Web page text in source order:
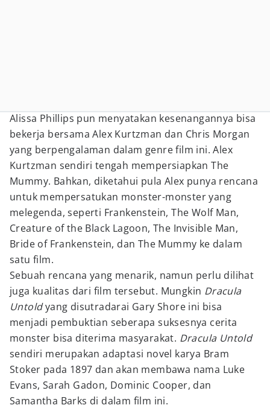
Alissa Phillips pun menyatakan kesenangannya bisa
bekerja bersama Alex Kurtzman dan Chris Morgan
yang berpengalaman dalam genre film ini. Alex
Kurtzman sendiri tengah mempersiapkan The
Mummy. Bahkan, diketahui pula Alex punya rencana
untuk mempersatukan monster-monster yang
melegenda, seperti Frankenstein, The Wolf Man,
Creature of the Black Lagoon, The Invisible Man,
Bride of Frankenstein, dan The Mummy ke dalam
satu film.
Sebuah rencana yang menarik, namun perlu dilihat
juga kualitas dari film tersebut. Mungkin Dracula
Untoldyang disutradarai Gary Shore ini bisa
menjadi pembuktian seberapa suksesnya cerita
monster bisa diterima masyarakat. Dracula Untold
sendiri merupakan adaptasi novel karya Bram
Stoker pada 1897 dan akan membawa nama Luke
Evans, Sarah Gadon, Dominic Cooper, dan
Samantha Barks di dalam film ini.